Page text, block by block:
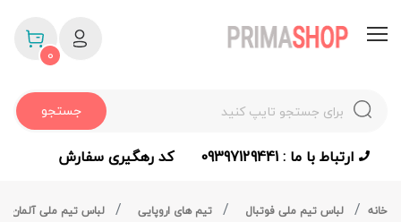
جستجو
0
ارتباط با ما : 09397129441 کد رهگیری سفارش
خانه لباس تیم ملی فوتبال تیم های اروپایی لباس تیم ملی آلمان